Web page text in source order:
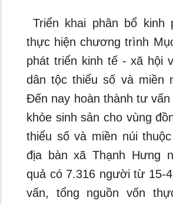
Triển khai phân bổ kinh
thực hiện chương trình
phát triển kinh tế - xã hội
dân tộc thiểu số và miền
Đến nay hoàn thành tư
khỏe sinh sản cho vùng
thiểu số và miền núi
địa bàn xã Thạnh Hưng
quả có 7.316 người từ 15-
vấn, tổng nguồn vốn